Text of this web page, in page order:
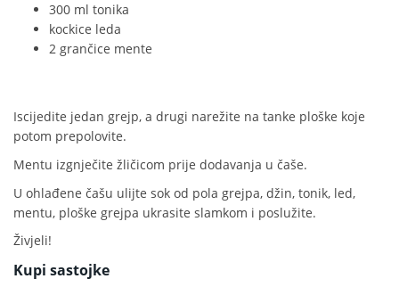
300 ml tonika
kockice leda
2 grančice mente
Iscijedite jedan grejp, a drugi narežite na tanke ploške koje
potom prepolovite.
Mentu izgnječite žličicom prije dodavanja u čaše.
U ohlađene čašu ulijte sok od pola grejpa, džin, tonik, led,
mentu, ploške grejpa ukrasite slamkom i poslužite.
Živjeli!
Kupi sastojke